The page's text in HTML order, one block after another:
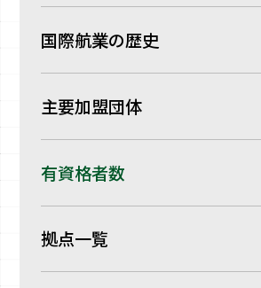
国際航業の歴史
主要加盟団体
有資格者数
拠点一覧